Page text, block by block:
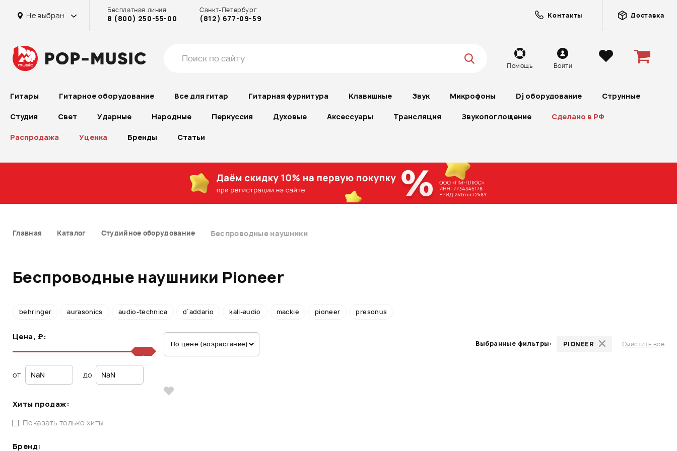
Не выбран
Бесплатная линия
8 (800) 250-55-00
Санкт-Петербург
(812) 677-09-59 Контакты Доставка
Помощь Войти
Гитары Гитарное оборудование Все для гитар Гитарная фурнитура Клавишные Звук Микрофоны Dj оборудование Струнные
Студия Свет Ударные Народные Перкуссия Духовые Аксессуары Трансляция Звукопоглощение Сделано в РФ
Распродажа Уценка Бренды Статьи
Главная Каталог Студийное оборудование Беспроводные наушники
Беспроводные наушники Pioneer
behringer aurasonics audio-technica d`addario kali-audio mackie pioneer presonus
Цена, ₽:
от до
Хиты продаж:
Показать только хиты
Бренд:
По цене (возрастание) Выбранные фильтры: PIONEER Очистить все